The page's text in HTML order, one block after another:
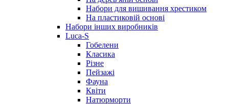
Набори для вишивання хрестиком
На пластиковій основі
Набори інших виробників
Luca-S
Гобелени
Класика
Різне
Пейзажі
Фауна
Квіти
Натюрморти